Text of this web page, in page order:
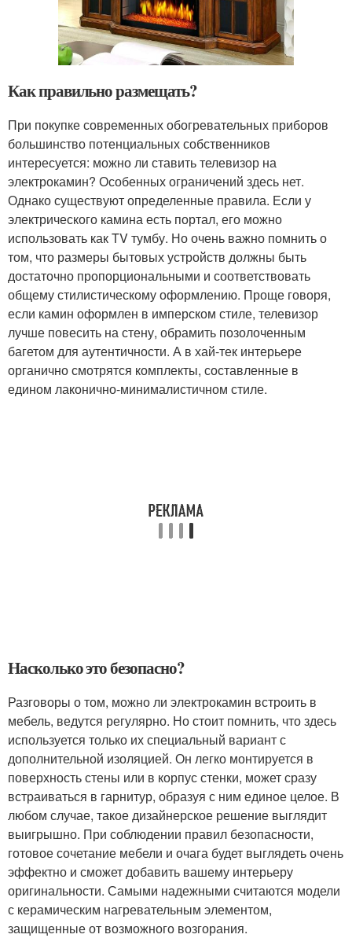
Как правильно размещать?
При покупке современных обогревательных приборов
большинство потенциальных собственников
интересуется: можно ли ставить телевизор на
электрокамин? Особенных ограничений здесь нет.
Однако существуют определенные правила. Если у
электрического камина есть портал, его можно
использовать как TV тумбу. Но очень важно помнить о
том, что размеры бытовых устройств должны быть
достаточно пропорциональными и соответствовать
общему стилистическому оформлению. Проще говоря,
если камин оформлен в имперском стиле, телевизор
лучше повесить на стену, обрамить позолоченным
багетом для аутентичности. А в хай-тек интерьере
органично смотрятся комплекты, составленные в
едином лаконично-минималистичном стиле.
Насколько это безопасно?
Разговоры о том, можно ли электрокамин встроить в
мебель, ведутся регулярно. Но стоит помнить, что здесь
используется только их специальный вариант с
дополнительной изоляцией. Он легко монтируется в
поверхность стены или в корпус стенки, может сразу
встраиваться в гарнитур, образуя с ним единое целое. В
любом случае, такое дизайнерское решение выглядит
выигрышно. При соблюдении правил безопасности,
готовое сочетание мебели и очага будет выглядеть очень
эффектно и сможет добавить вашему интерьеру
оригинальности. Самыми надежными считаются модели
с керамическим нагревательным элементом,
защищенные от возможного возгорания.